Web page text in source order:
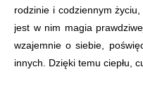
rodzinie i codziennym
jest w nim magia
wzajemnie o siebie,
innych. Dzięki temu ciepłu,